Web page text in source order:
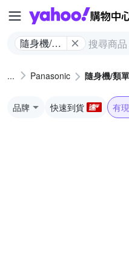
隨身機/類
Panasonic 隨身機/類
品牌 快速到貨 有